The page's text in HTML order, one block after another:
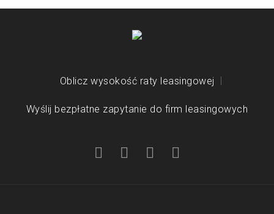
Oblicz wysokość raty leasingowej
Wyślij bezpłatne zapytanie do firm leasingowych